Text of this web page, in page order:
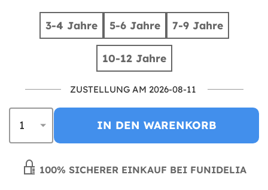
3-4 Jahre 5-6 Jahre 7-9 Jahre
10-12 Jahre
ZUSTELLUNG AM 2026-08-11
IN DEN WARENKORB
100% SICHERER EINKAUF BEI FUNIDELIA